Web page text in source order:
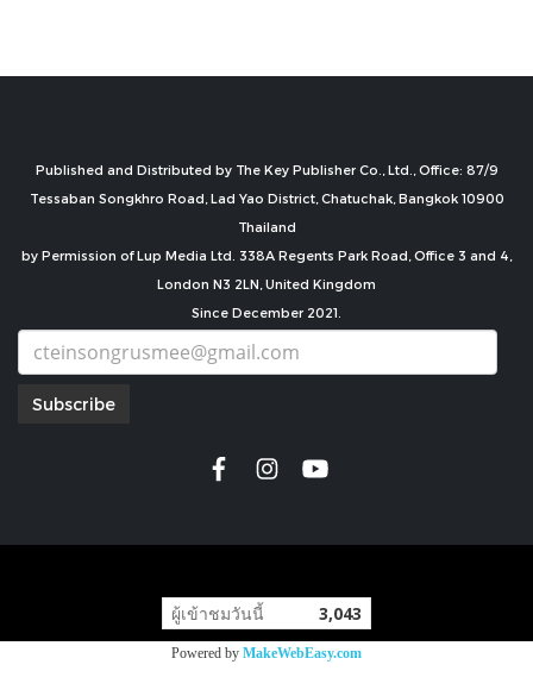
Published and Distributed by The Key Publisher Co., Ltd., Office: 87/9
Tessaban Songkhro Road, Lad Yao District, Chatuchak, Bangkok 10900
Thailand
by Permission of Lup Media Ltd. 338A Regents Park Road, Office 3 and 4,
London N3 2LN, United Kingdom
Since December 2021.
Subscribe
ผู้เข้าชมวันนี้
3,043
Powered by MakeWebEasy.com